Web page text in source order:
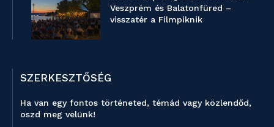
Veszprém és Balatonfüred –
visszatér a Filmpiknik
SZERKESZTŐSÉG
Ha van egy fontos történeted, témád vagy közlendőd,
oszd meg velünk!